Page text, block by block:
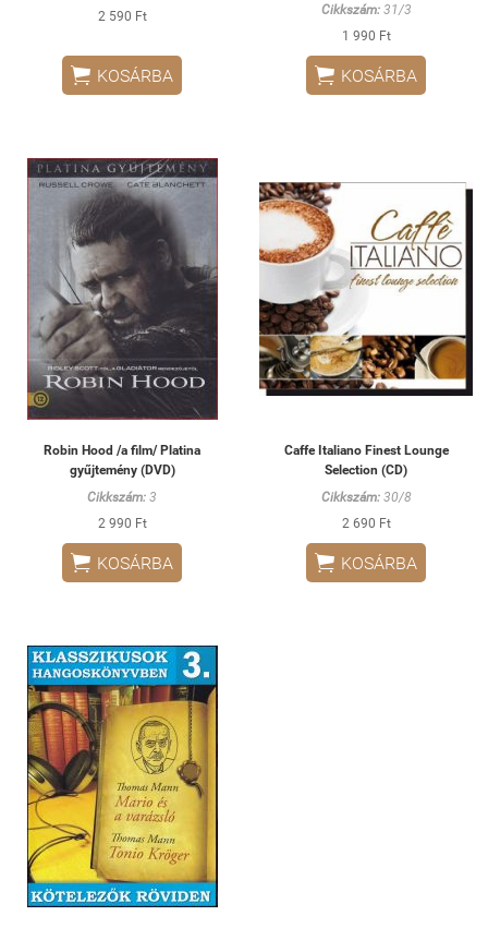
2 590 Ft
 KOSÁRBA
Cikkszám:31/3
1 990 Ft
 KOSÁRBA
Robin Hood /a film/ Platina
gyűjtemény (DVD)
Cikkszám: 3
2 990 Ft
 KOSÁRBA
Caffe Italiano Finest Lounge
Selection (CD)
Cikkszám:30/8
2 690 Ft
 KOSÁRBA